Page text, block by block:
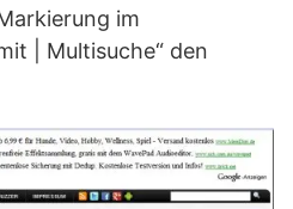
im
| Multisuche“ den